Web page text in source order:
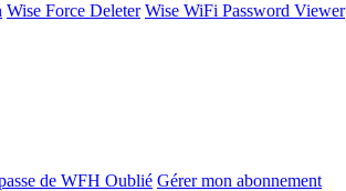
Wise Force Deleter Wise WiFi Password Viewer
de WFH Oublié Gérer mon abonnement